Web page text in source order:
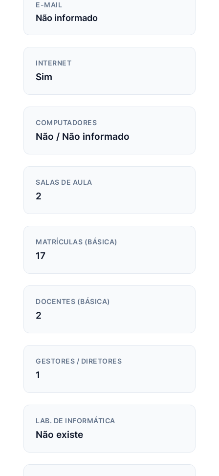
E-MAIL
Não informado
INTERNET
Sim
COMPUTADORES
Não / Não informado
SALAS DE AULA
2
MATRÍCULAS (BÁSICA)
17
DOCENTES (BÁSICA)
2
GESTORES / DIRETORES
1
LAB. DE INFORMÁTICA
Não existe